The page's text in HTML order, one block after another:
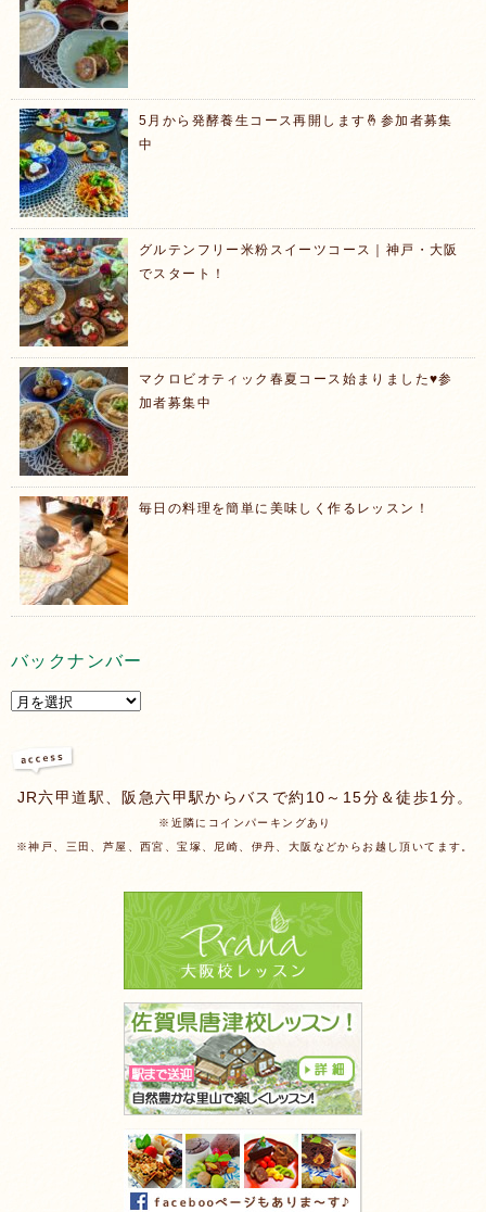
5月から発酵養生コース再開します🤞参加者募集
中
グルテンフリー米粉スイーツコース｜神戸・大阪
でスタート！
マクロビオティック春夏コース始まりました♥️参
加者募集中
毎日の料理を簡単に美味しく作るレッスン！
バックナンバー
JR六甲道駅、阪急六甲駅からバスで約10～15分＆徒歩1分。
※近隣にコインパーキングあり
※神戸、三田、芦屋、西宮、宝塚、尼崎、伊丹、大阪などからお越し頂いてます。